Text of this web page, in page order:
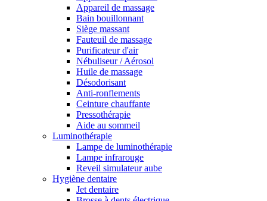
Appareil de massage
Bain bouillonnant
Siège massant
Fauteuil de massage
Purificateur d'air
Nébuliseur / Aérosol
Huile de massage
Désodorisant
Anti-ronflements
Ceinture chauffante
Pressothérapie
Aide au sommeil
Luminothérapie
Lampe de luminothérapie
Lampe infrarouge
Reveil simulateur aube
Hygiène dentaire
Jet dentaire